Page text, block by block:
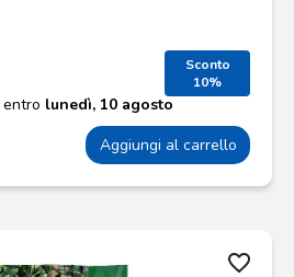
Sconto
10%
entro lunedì, 10 agosto
Aggiungi al carrello
favorite_border